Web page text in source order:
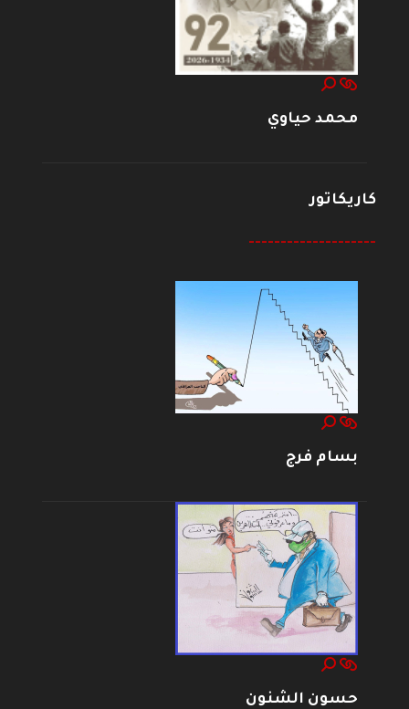
محمد حياوي
كاريكاتور
--------------------
بسام فرج
حسون الشنون